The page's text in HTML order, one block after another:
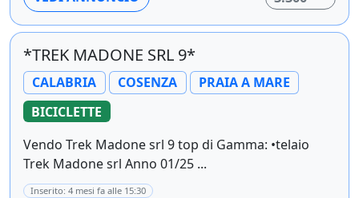
*TREK MADONE SRL 9*
CALABRIA COSENZA
PRAIA A MARE
BICICLETTE
Vendo Trek Madone srl 9 top di Gamma: •telaio
Trek Madone srl Anno 01/25 ...
Inserito: 4 mesi fa alle 15:30